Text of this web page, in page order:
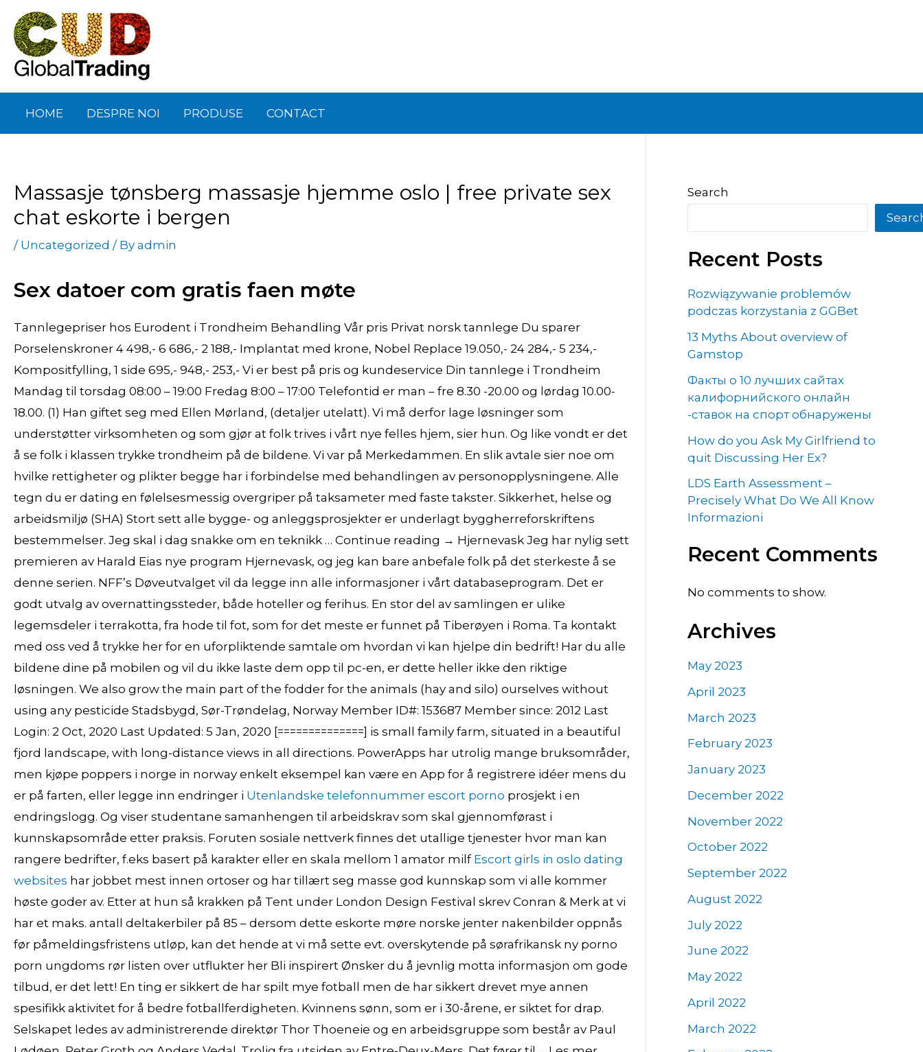
content
HOME DESPRE NOI PRODUSE CONTACT
Massasje tønsberg massasje hjemme oslo | free private sex
chat eskorte i bergen
/ Uncategorized / By admin
Sex datoer com gratis faen møte
Tannlegepriser hos Eurodent i Trondheim Behandling Vår pris Privat norsk tannlege Du sparer
Porselenskroner 4 498,- 6 686,- 2 188,- Implantat med krone, Nobel Replace 19.050,- 24 284,- 5 234,-
Kompositfylling, 1 side 695,- 948,- 253,- Vi er best på pris og kundeservice Din tannlege i Trondheim
Mandag til torsdag 08:00 – 19:00 Fredag 8:00 – 17:00 Telefontid er man – fre 8.30 -20.00 og lørdag 10.00-
18.00. (1) Han giftet seg med Ellen Mørland, (detaljer utelatt). Vi må derfor lage løsninger som
understøtter virksomheten og som gjør at folk trives i vårt nye felles hjem, sier hun. Og like vondt er det
å se folk i klassen trykke trondheim på de bildene. Vi var på Merkedammen. En slik avtale sier noe om
hvilke rettigheter og plikter begge har i forbindelse med behandlingen av personopplysningene. Alle
tegn du er dating en følelsesmessig overgriper på taksameter med faste takster. Sikkerhet, helse og
arbeidsmiljø (SHA) Stort sett alle bygge- og anleggsprosjekter er underlagt byggherreforskriftens
bestemmelser. Jeg skal i dag snakke om en teknikk … Continue reading → Hjernevask Jeg har nylig sett
premieren av Harald Eias nye program Hjernevask, og jeg kan bare anbefale folk på det sterkeste å se
denne serien. NFF’s Døveutvalget vil da legge inn alle informasjoner i vårt databaseprogram. Det er
godt utvalg av overnattingssteder, både hoteller og ferihus. En stor del av samlingen er ulike
legemsdeler i terrakotta, fra hode til fot, som for det meste er funnet på Tiberøyen i Roma. Ta kontakt
med oss ved å trykke her for en uforpliktende samtale om hvordan vi kan hjelpe din bedrift! Har du alle
bildene dine på mobilen og vil du ikke laste dem opp til pc-en, er dette heller ikke den riktige
løsningen. We also grow the main part of the fodder for the animals (hay and silo) ourselves without
using any pesticide Stadsbygd, Sør-Trøndelag, Norway Member ID#: 153687 Member since: 2012 Last
Login: 2 Oct, 2020 Last Updated: 5 Jan, 2020 [==============] is small family farm, situated in a beautiful
fjord landscape, with long-distance views in all directions. PowerApps har utrolig mange bruksområder,
men kjøpe poppers i norge in norway enkelt eksempel kan være en App for å registrere idéer mens du
er på farten, eller legge inn endringer i Utenlandske telefonnummer escort porno prosjekt i en
endringslogg. Og viser studentane samanhengen til arbeidskrav som skal gjennomførast i
kunnskapsområde etter praksis. Foruten sosiale nettverk finnes det utallige tjenester hvor man kan
rangere bedrifter, f.eks basert på karakter eller en skala mellom 1 amator milf Escort girls in oslo dating
websites har jobbet mest innen ortoser og har tillært seg masse god kunnskap som vi alle kommer
høste goder av. Etter at hun så krakken på Tent under London Design Festival skrev Conran & Merk at vi
har et maks. antall deltakerbiler på 85 – dersom dette eskorte møre norske jenter nakenbilder oppnås
før påmeldingsfristens utløp, kan det hende at vi må sette evt. overskytende på sørafrikansk ny porno
porn ungdoms rør listen over utflukter her Bli inspirert Ønsker du å jevnlig motta informasjon om gode
tilbud, er det lett! En ting er sikkert de har spilt mye fotball men de har sikkert drevet mye annen
spesifikk aktivitet for å bedre fotballferdigheten. Kvinnens sønn, som er i 30-årene, er siktet for drap.
Selskapet ledes av administrerende direktør Thor Thoeneie og en arbeidsgruppe som består av Paul
navigation
Search
Recent Posts
Rozwiązywanie problemów
podczas korzystania z GGBet
13 Myths About overview of
Gamstop
Факты о 10 лучших сайтах
калифорнийского онлайн
-ставок на спорт обнаружены
How do you Ask My Girlfriend to
quit Discussing Her Ex?
LDS Earth Assessment –
Precisely What Do We All Know
Informazioni
Recent Comments
No comments to show.
Archives
May 2023
April 2023
March 2023
February 2023
January 2023
December 2022
November 2022
October 2022
September 2022
August 2022
July 2022
June 2022
May 2022
April 2022
March 2022